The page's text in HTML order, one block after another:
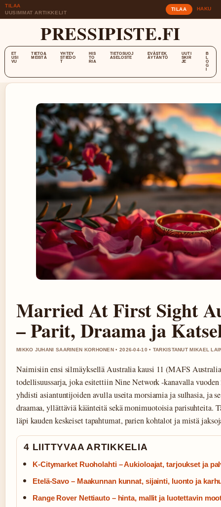
TILAA
UUSIMMAT ARTIKKELIT
TILAA HAKU
PRESSIPISTE.FI
ET
USI
VU
TIETOA
MEISTÄ
YHTEY
STIEDO
T
HIS
TO
RIA
TIETOSUOJ
ASELOSTE
EVÄSTEK
ÄYTÄNTÖ
UUTI
SKIR
JE
B
L
O
G
Married At First Sight
– Parit, Draama ja
MIKKO JUHANI SAARINEN KORHONEN • 2026-04-10 • TARKISTANUT MIKAEL
Naimisiin ensi silmäyksellä Australia kausi 11 (MAFS
todellisuussarja, joka esitettiin Nine Network -kanavalla vuoden
yhdisti asiantuntijoiden avulla useita morsiamia ja sulhasia, ja
draamaa, yllättäviä käänteitä sekä monimuotoisia parisuhteita.
läpi kauden keskeiset tapahtumat, parien kohtalot ja mistä
4 LIITTYVAA ARTIKKELIA
K-Citymarket Ruoholahti – Aukioloajat, tarjoukset ja
Etelä-Savo – Maakunnan kunnat, sijainti, luonto ja
Range Rover Nettiauto – hinta, mallit ja luotettavin